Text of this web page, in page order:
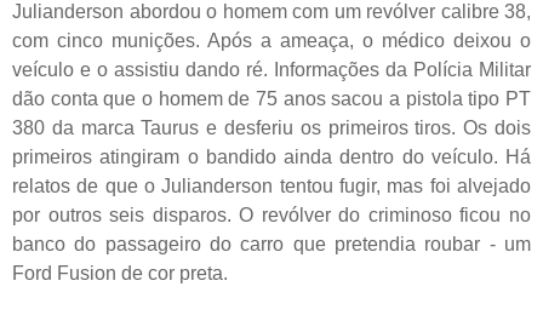
Julianderson abordou o homem com um revólver calibre 38,
com cinco munições. Após a ameaça, o médico deixou o
veículo e o assistiu dando ré. Informações da Polícia Militar
dão conta que o homem de 75 anos sacou a pistola tipo PT
380 da marca Taurus e desferiu os primeiros tiros. Os dois
primeiros atingiram o bandido ainda dentro do veículo. Há
relatos de que o Julianderson tentou fugir, mas foi alvejado
por outros seis disparos. O revólver do criminoso ficou no
banco do passageiro do carro que pretendia roubar - um
Ford Fusion de cor preta.